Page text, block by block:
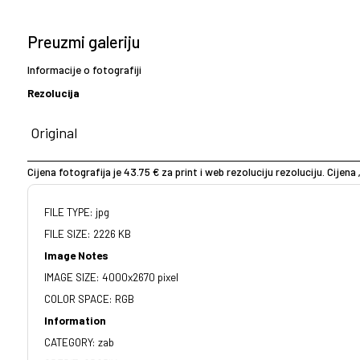
Preuzmi galeriju
Informacije o fotografiji
Rezolucija
Cijena fotografija je 43.75 € za print i web rezoluciju rezoluciju.
FILE TYPE: jpg
FILE SIZE: 2226 KB
Image Notes
IMAGE SIZE: 4000x2670 pixel
COLOR SPACE: RGB
Information
CATEGORY: zab